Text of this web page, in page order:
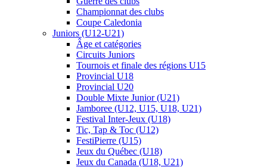
Championnat des clubs
Coupe Caledonia
Juniors (U12-U21)
Âge et catégories
Circuits Juniors
Tournois et finale des régions U15
Provincial U18
Provincial U20
Double Mixte Junior (U21)
Jamboree (U12, U15, U18, U21)
Festival Inter-Jeux (U18)
Tic, Tap & Toc (U12)
FestiPierre (U15)
Jeux du Québec (U18)
Jeux du Canada (U18, U21)